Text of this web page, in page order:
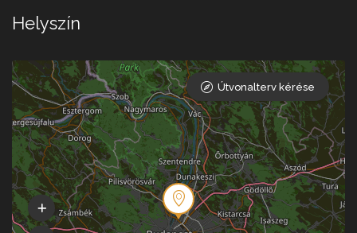
Helyszín
Útvonalterv kérése